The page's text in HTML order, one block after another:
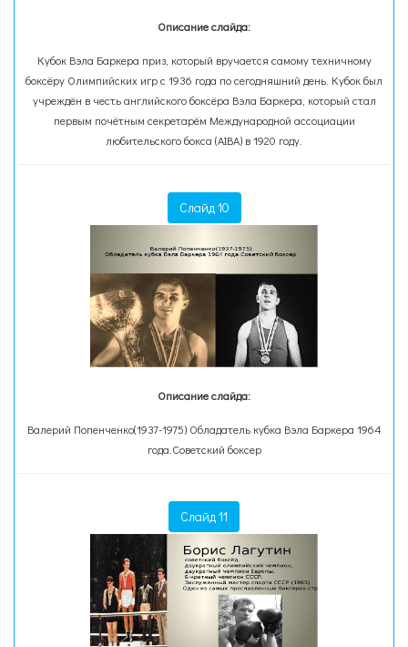
Описание слайда:
Кубок Вэла Баркера приз, который вручается самому техничному
боксёру Олимпийских игр с 1936 года по сегодняшний день. Кубок был
учреждён в честь английского боксёра Вэла Баркера, который стал
первым почётным секретарём Международной ассоциации
любительского бокса (AIBA) в 1920 году.
Слайд 10
Описание слайда:
Валерий Попенченко(1937-1975) Обладатель кубка Вэла Баркера 1964
года.Советский боксер
Слайд 11